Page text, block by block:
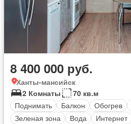
8 400 000 руб.
Ханты-мансийск
2 Комнаты
70 кв.м
Поднимать
Балкон Обогрев
Зеленая зона
Вода Интернет